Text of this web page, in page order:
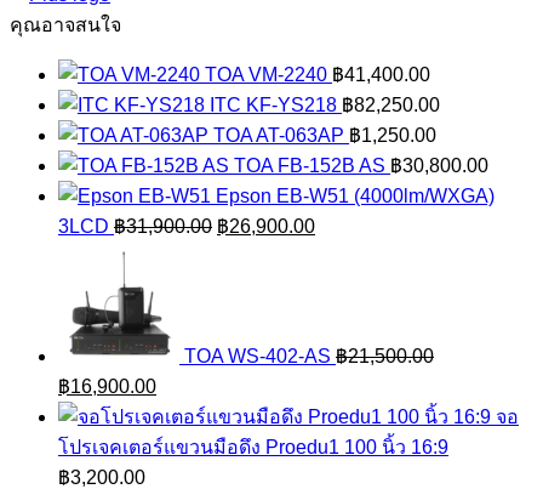
คุณอาจสนใจ
TOA VM-2240 ฿41,400.00
ITC KF-YS218 ฿82,250.00
TOA AT-063AP ฿1,250.00
TOA FB-152B AS ฿30,800.00
Epson EB-W51 (4000lm/WXGA)
3LCD ฿31,900.00 Original
฿26,900.00Current
TOA WS-402-AS ฿21,500.00
Original
price
was:
฿21,500.00.
฿16,900.00Current
price
is:
จอ
โปรเจคเตอร์แขวนมือดึง Proedu1 100 นิ้ว 16:9
฿3,200.00